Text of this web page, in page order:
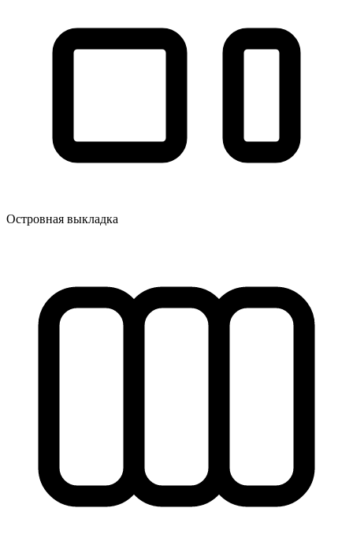
Островная выкладка